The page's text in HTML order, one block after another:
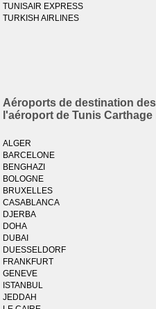
TUNISAIR EXPRESS
TURKISH AIRLINES
Aéroports de destination
l'aéroport de Tunis
ALGER
BARCELONE
BENGHAZI
BOLOGNE
BRUXELLES
CASABLANCA
DJERBA
DOHA
DUBAI
DUESSELDORF
FRANKFURT
GENEVE
ISTANBUL
JEDDAH